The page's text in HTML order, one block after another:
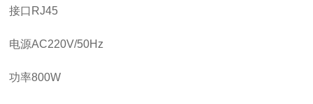
接口 RJ45
电源AC220V/50Hz
功率800W